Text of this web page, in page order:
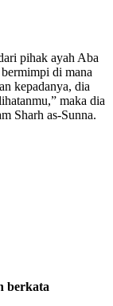
pihak ayah Aba
di mana
kepadanya, dia
maka dia
Sharh as-Sunna.
berkata